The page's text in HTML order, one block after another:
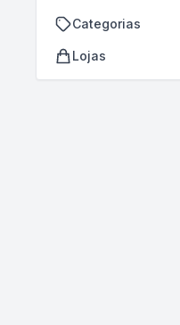
Categorias
Lojas